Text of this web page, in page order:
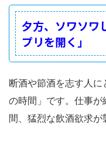
夕方、ソワソワ
プリを開く」
断酒や節酒を志す人
の時間」です。仕事
間、猛烈な飲酒欲求が